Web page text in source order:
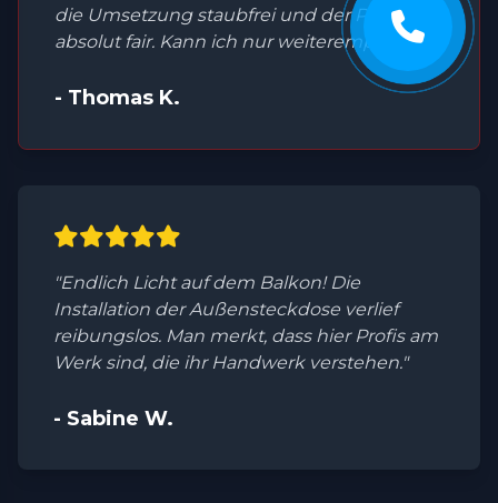
die Umsetzung staubfrei und der Preis
absolut fair. Kann ich nur weiterempfehlen."
- Thomas K.
"Endlich Licht auf dem Balkon! Die
Installation der Außensteckdose verlief
reibungslos. Man merkt, dass hier Profis am
Werk sind, die ihr Handwerk verstehen."
- Sabine W.